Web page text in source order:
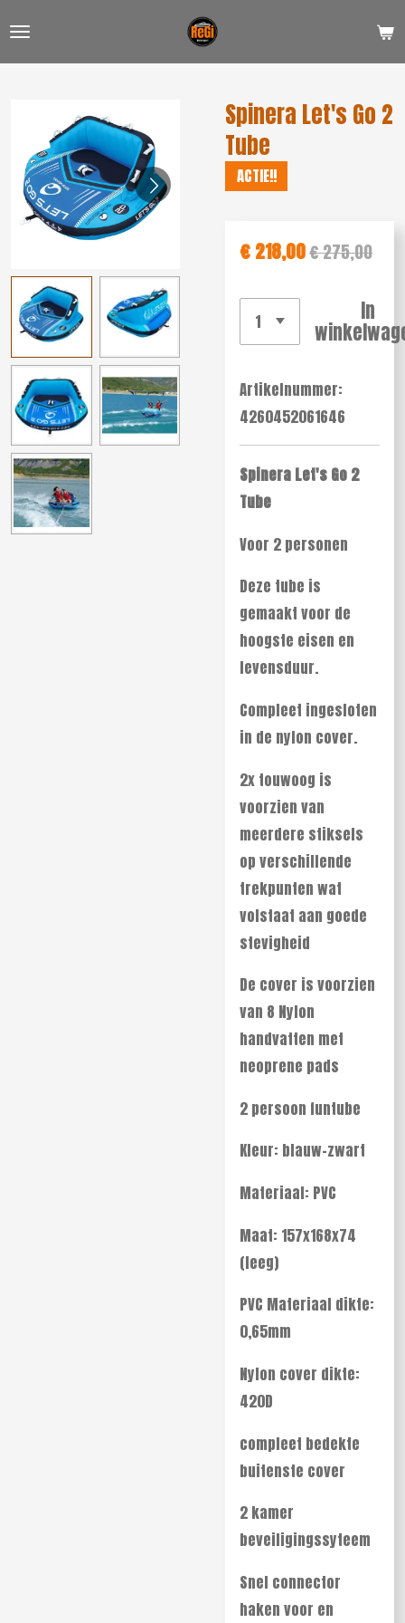
Ga
hoofdinhoud
Spinera Let's Go 2
Tube
ACTIE!!
€ 218,00€ 275,00
In
Artikelnummer:
4260452061646
Spinera Let's Go 2
Tube
Voor 2 personen
Deze tube is
gemaakt voor de
hoogste eisen en
levensduur.
Compleet ingesloten
in de nylon cover.
2x touwoog is
voorzien van
meerdere stiksels
op verschillende
trekpunten wat
volstaat aan goede
stevigheid
De cover is voorzien
van 8 Nylon
handvatten met
neoprene pads
2 persoon funtube
Kleur: blauw-zwart
Materiaal: PVC
Maat: 157x168x74
(leeg)
PVC Materiaal dikte:
0,65mm
Nylon cover dikte:
420D
compleet bedekte
buitenste cover
2 kamer
beveiligingssyteem
Snel connector
haken voor en